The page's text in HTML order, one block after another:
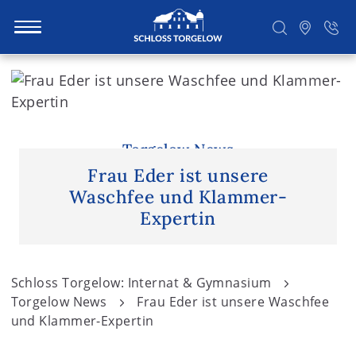
S
Torgelow News
Frau Eder ist unsere
Waschfee und Klammer-
Expertin
Schloss Torgelow: Internat & Gymnasium
Torgelow News
Frau Eder ist unsere Waschfee
und Klammer-Expertin